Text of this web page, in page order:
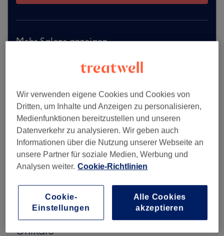
Mehr Salons anzeigen
UniKat3
Wir verwenden eigene Cookies und Cookies von
Dritten, um Inhalte und Anzeigen zu personalisieren,
Medienfunktionen bereitzustellen und unseren
Datenverkehr zu analysieren. Wir geben auch
Informationen über die Nutzung unserer Webseite an
unsere Partner für soziale Medien, Werbung und
Analysen weiter. Cookie-Richtlinien
Cookie-
Einstellungen
Alle Cookies
akzeptieren